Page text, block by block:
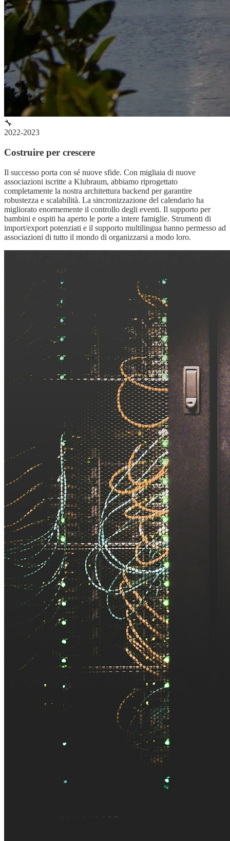
🔧
2022-2023
Costruire per crescere
Il successo porta con sé nuove sfide. Con migliaia di nuove
associazioni iscritte a Klubraum, abbiamo riprogettato
completamente la nostra architettura backend per garantire
robustezza e scalabilità. La sincronizzazione del calendario ha
migliorato enormemente il controllo degli eventi. Il supporto per
bambini e ospiti ha aperto le porte a intere famiglie. Strumenti di
import/export potenziati e il supporto multilingua hanno permesso ad
associazioni di tutto il mondo di organizzarsi a modo loro.